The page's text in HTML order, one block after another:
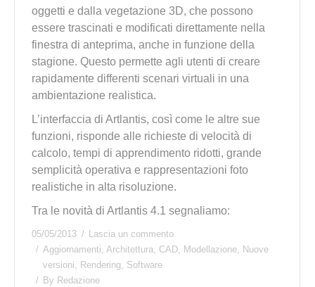
oggetti e dalla vegetazione 3D, che possono
essere trascinati e modificati direttamente nella
finestra di anteprima, anche in funzione della
stagione. Questo permette agli utenti di creare
rapidamente differenti scenari virtuali in una
ambientazione realistica.
L’interfaccia di Artlantis, così come le altre sue
funzioni, risponde alle richieste di velocità di
calcolo, tempi di apprendimento ridotti, grande
semplicità operativa e rappresentazioni foto
realistiche in alta risoluzione.
Tra le novità di Artlantis 4.1 segnaliamo:
05/05/2013
Lascia un commento
Aggiornamenti Architettura CAD Modellazione
Nuove
versioni
Rendering
Software
By Redazione